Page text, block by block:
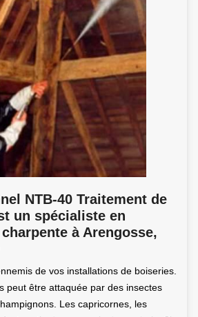
NTB-40 Traitement de
un spécialiste en
à Arengosse,
de vos installations de boiseries.
peut être attaquée par des insectes
Les capricornes, les